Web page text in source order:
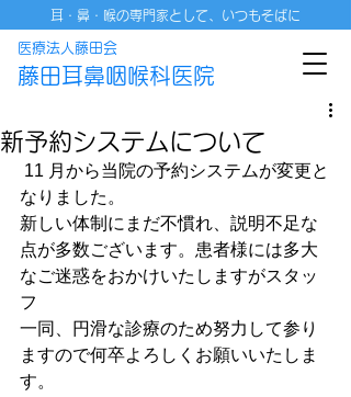
耳・鼻・喉の専門家として、いつもそばに
藤田耳鼻咽喉科医院
医療法人藤田会
新予約システムについて
なりました。
新しい体制にまだ不慣れ、説明不足な
点が多数ございます。患者様には多大
なご迷惑をおかけいたしますがスタッ
フ
一同、円滑な診療のため努力して参り
ますので何卒よろしくお願いいたしま
す。